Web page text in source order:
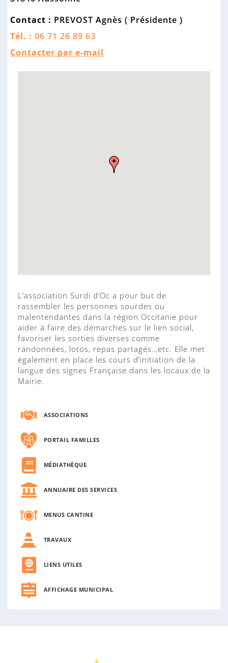
Contact : PREVOST Agnès ( Présidente )
Tél. : 06 71 26 89 63
Contacter par e-mail
L’association Surdi d’Oc a pour but de
rassembler les personnes sourdes ou
malentendantes dans la région Occitanie pour
aider à faire des démarches sur le lien social,
favoriser les sorties diverses comme
randonnées, lotos, repas partagés…etc. Elle met
également en place les cours d’initiation de la
langue des signes Française dans les locaux de la
Mairie.
ASSOCIATIONS
PORTAIL FAMILLES
MÉDIATHÈQUE
ANNUAIRE DES SERVICES
MENUS CANTINE
TRAVAUX
LIENS UTILES
AFFICHAGE MUNICIPAL